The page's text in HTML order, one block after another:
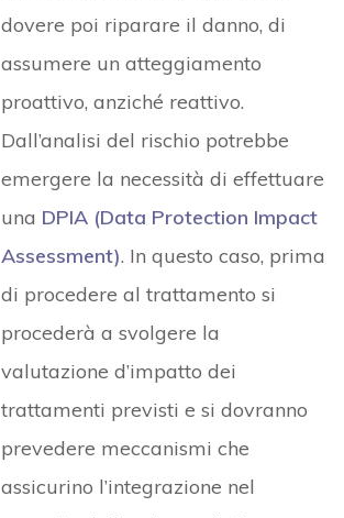
dovere poi riparare il danno, di
assumere un atteggiamento
proattivo, anziché reattivo.
Dall’analisi del rischio potrebbe
emergere la necessità di effettuare
una DPIA (Data Protection Impact
Assessment). In questo caso, prima
di procedere al trattamento si
procederà a svolgere la
valutazione d’impatto dei
trattamenti previsti e si dovranno
prevedere meccanismi che
assicurino l’integrazione nel